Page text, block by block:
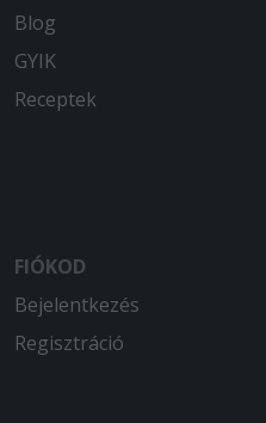
Blog
GYIK
Receptek
FIÓKOD
Bejelentkezés
Regisztráció